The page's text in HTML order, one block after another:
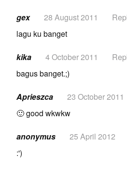
gex 28 August 2011
lagu ku banget
kika 4 October 2011
bagus banget.;)
Aprieszca 23 October 2011
🙂 good wkwkw
anonymus 25 April 2012
:')